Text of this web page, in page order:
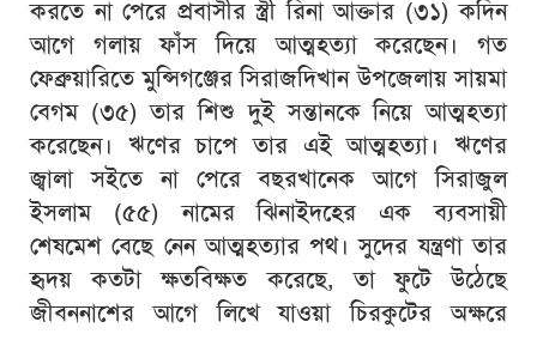
করতে না পেরে প্রবাসীর স্ত্রী রিনা আক্তার (৩১) কদিন
আগে গলায় ফাঁস দিয়ে আত্মহত্যা করেছেন। গত
ফেব্রুয়ারিতে মুন্সিগঞ্জের সিরাজদিখান উপজেলায় সায়মা
বেগম (৩৫) তার শিশু দুই সন্তানকে নিয়ে আত্মহত্যা
করেছেন। ঋণের চাপে তার এই আত্মহত্যা। ঋণের
জ্বালা সইতে না পেরে বছরখানেক আগে সিরাজুল
ইসলাম (৫৫) নামের ঝিনাইদহের এক ব্যবসায়ী
শেষমেশ বেছে নেন আত্মহত্যার পথ। সুদের যন্ত্রণা তার
হৃদয় কতটা ক্ষতবিক্ষত করেছে, তা ফুটে উঠেছে
জীবননাশের আগে লিখে যাওয়া চিরকুটের অক্ষরে